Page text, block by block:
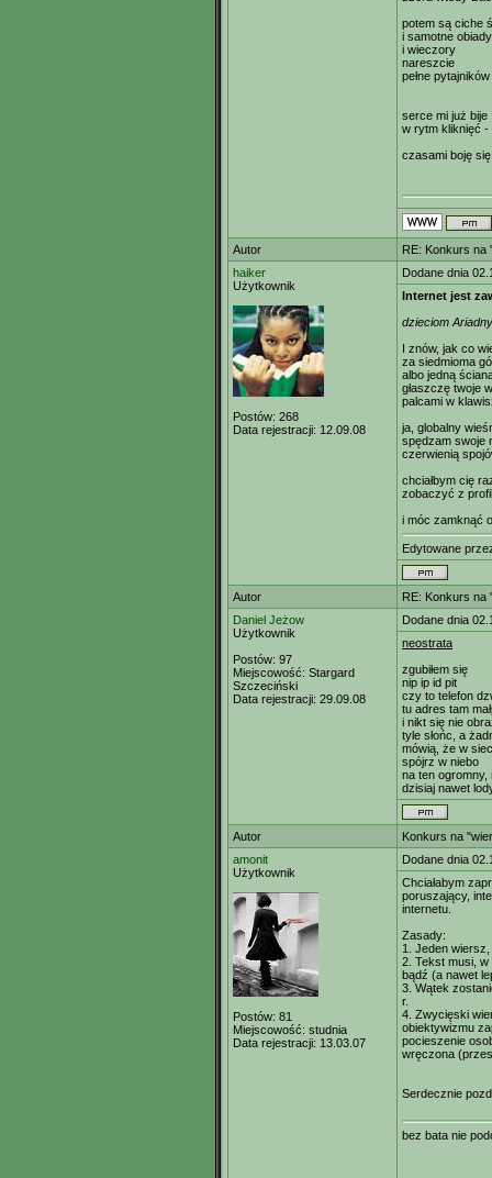
potem są ciche
i samotne obiady
i wieczory
nareszcie
pełne pytajników
serce mi już bije
w rytm kliknięć -
czasami boję
Autor
RE: Konkurs na
haiker
Użytkownik
Postów: 268
Data rejestracji: 12.09.08
Dodane dnia
Internet jest
dzieciom
I znów, jak co
za siedmioma
albo jedną
głaszczę twoje
palcami w
ja, globalny
spędzam swoje
czerwienią
chciałbym cię
zobaczyć z
i móc zamknąć
Edytowane
Autor
RE: Konkurs na
Daniel Jeżow
Użytkownik
Postów: 97
Miejscowość: Stargard
Szczeciński
Data rejestracji: 29.09.08
Dodane dnia
neostrata
zgubiłem się
nip ip id pit
czy to telefon
tu adres tam
i nikt się nie
tyle słońc, a
mówią, że w
spójrz w niebo
na ten ogromny,
dzisiaj nawet
Autor
Konkurs na
amonit
Użytkownik
Postów: 81
Miejscowość: studnia
Data rejestracji: 13.03.07
Dodane dnia
Chciałabym
poruszający,
internetu.
Zasady:
1. Jeden
2. Tekst musi,
bądź (a nawet
3. Wątek
r.
4. Zwycięski
obiektywizmu
pocieszenie
wręczona
Serdecznie
bez bata nie